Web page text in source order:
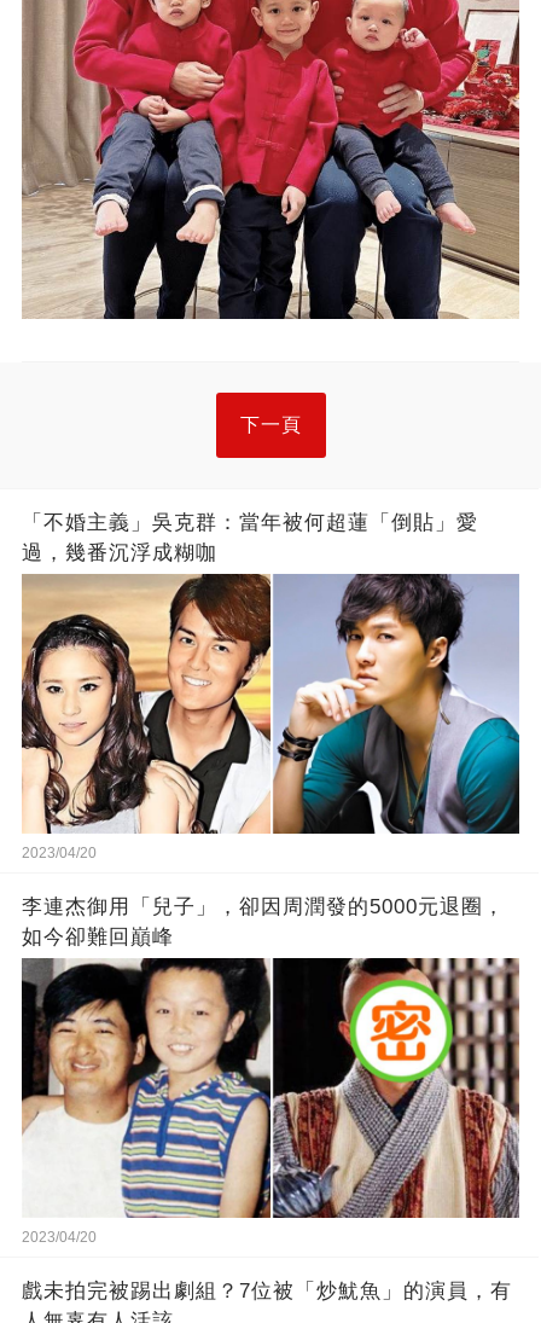
下一頁
「不婚主義」吳克群：當年被何超蓮「倒貼」愛
過，幾番沉浮成糊咖
2023/04/20
李連杰御用「兒子」，卻因周潤發的5000元退圈，
如今卻難回巔峰
2023/04/20
戲未拍完被踢出劇組？7位被「炒魷魚」的演員，有